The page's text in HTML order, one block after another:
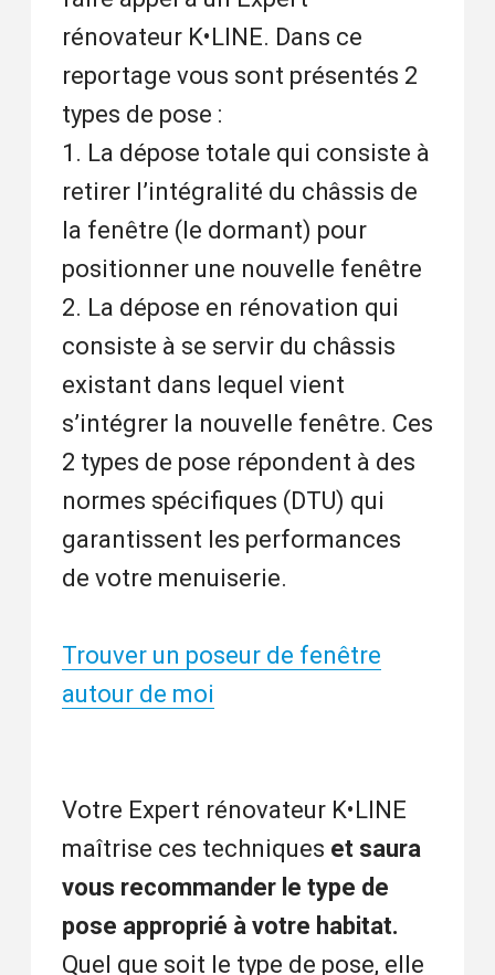
rénovateur K•LINE. Dans ce
reportage vous sont présentés 2
types de pose :
1. La dépose totale qui consiste à
retirer l’intégralité du châssis de
la fenêtre (le dormant) pour
positionner une nouvelle fenêtre
2. La dépose en rénovation qui
consiste à se servir du châssis
existant dans lequel vient
s’intégrer la nouvelle fenêtre. Ces
2 types de pose répondent à des
normes spécifiques (DTU) qui
garantissent les performances
de votre menuiserie.
Trouver un poseur de fenêtre
autour de moi
Votre Expert rénovateur K•LINE
maîtrise ces techniques et saura
vous recommander le type de
pose approprié à votre habitat.
Quel que soit le type de pose, elle